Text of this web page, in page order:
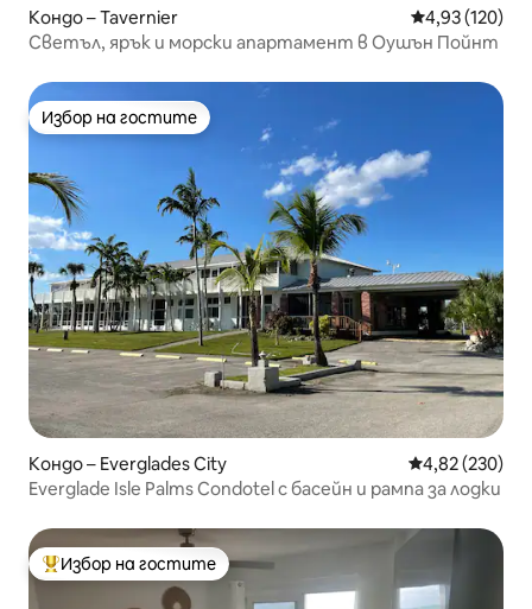
Кондо – Tavernier Средна
4,93 (120)
Светъл, ярък и морски апартамент в Оушън Пойнт
Избор на гостите
Избор на гостите
Кондо – Everglades City Средна
4,82 (230)
Everglade Isle Palms Condotel с басейн и рампа за лодки
Най-популярен избор на гостите
Избор на гостите